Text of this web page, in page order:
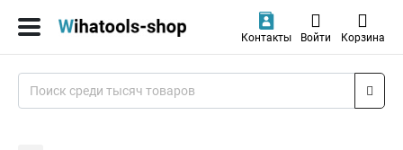
Контакты Войти Корзина